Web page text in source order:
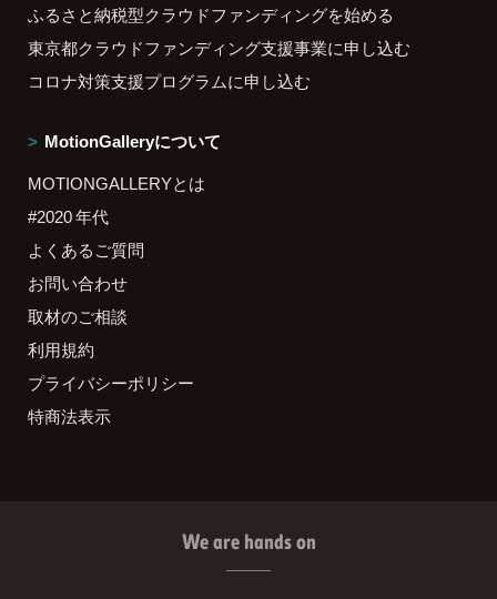
ふるさと納税型クラウドファンディングを始める
東京都クラウドファンディング支援事業に申し込む
コロナ対策支援プログラムに申し込む
MotionGalleryについて
MOTIONGALLERYとは
#2020 年代
よくあるご質問
お問い合わせ
取材のご相談
利用規約
プライバシーポリシー
特商法表示
We are hands on